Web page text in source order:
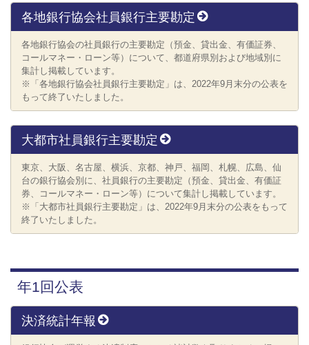
各地銀行協会社員銀行主要勘定
各地銀行協会の社員銀行の主要勘定（預金、貸出金、有価証券、
コールマネー・ローン等）について、都道府県別および地域別に
集計し掲載しています。
※「各地銀行協会社員銀行主要勘定」は、2022年9月末分の公表を
もって終了いたしました。
大都市社員銀行主要勘定
東京、大阪、名古屋、横浜、京都、神戸、福岡、札幌、広島、仙
台の銀行協会別に、社員銀行の主要勘定（預金、貸出金、有価証
券、コールマネー・ローン等）について集計し掲載しています。
※「大都市社員銀行主要勘定」は、2022年9月末分の公表をもって
終了いたしました。
年1回公表
決済統計年報